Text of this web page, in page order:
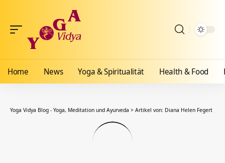
Home News Yoga & Spiritualität Health & Food
Yoga Vidya Blog - Yoga, Meditation und Ayurveda > Artikel von: Diana Helen Fegert